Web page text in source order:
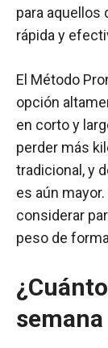
para aquellos
rápida y
El Método
opción
en corto y
perder más
tradicional, y
es aún
considerar
peso de